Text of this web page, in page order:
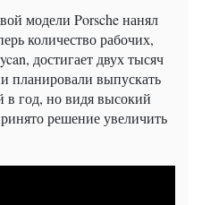
модели Porsche нанял
количество рабочих,
достигает двух тысяч
планировали выпускать
в год, но видя высокий
решение увеличить